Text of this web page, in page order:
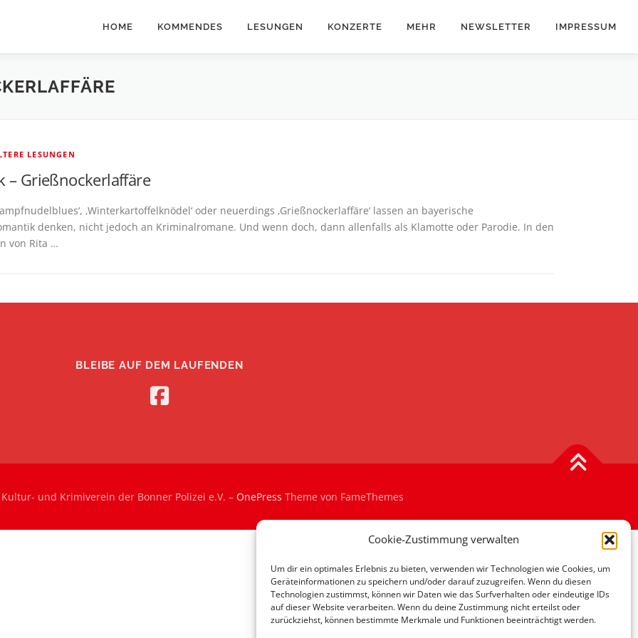
Cookie-Zustimmung verwalten
Um dir ein optimales Erlebnis zu bieten, verwenden wir Technologien wie Cookies, um
Geräteinformationen zu speichern und/oder darauf zuzugreifen. Wenn du diesen
Technologien zustimmst, können wir Daten wie das Surfverhalten oder eindeutige IDs
auf dieser Website verarbeiten. Wenn du deine Zustimmung nicht erteilst oder
zurückziehst, können bestimmte Merkmale und Funktionen beeinträchtigt werden.
HOME KOMMENDES LESUNGEN KONZERTE MEHR NEWSLETTER IMPRESSUM
LESUNGEN
– Grießnockerlaffäre
‚Winterkartoffelknödel‘ oder neuerdings ‚Grießnockerlaffäre‘ lassen an bayerische
denken, nicht jedoch an Kriminalromane. Und wenn doch, dann allenfalls als Klamotte oder Parodie. In den
von Rita …
BLEIBE AUF DEM LAUFENDEN
und Krimiverein der Bonner Polizei e.V. – OnePress Theme von FameThemes